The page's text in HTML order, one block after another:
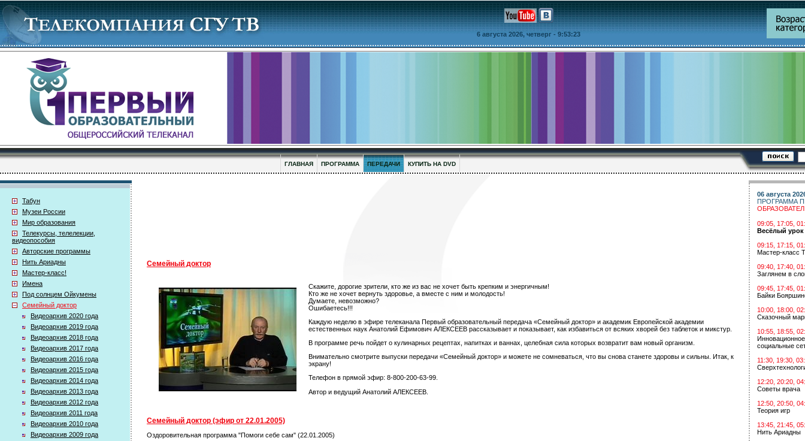
6 августа 2026, четверг - 9:53:23
ГЛАВНАЯ ПРОГРАММА ПЕРЕДАЧИ КУПИТЬ НА DVD
Табун
Музеи России
Мир образования
Телекурсы, телелекции,
видеопособия
Авторские программы
Нить Ариадны
Мастер-класс!
Имена
Под солнцем Ойкумены
Семейный доктор
Видеоархив 2020 года
Видеоархив 2019 года
Видеоархив 2018 года
Видеоархив 2017 года
Видеоархив 2016 года
Видеоархив 2015 года
Видеоархив 2014 года
Видеоархив 2013 года
Видеоархив 2012 года
Видеоархив 2011 года
Видеоархив 2010 года
Видеоархив 2009 года
Семейный доктор
Скажите, дорогие зрители, кто же из вас не хочет быть крепким и энергичным!
Кто же не хочет вернуть здоровье, а вместе с ним и молодость!
Думаете, невозможно?
Ошибаетесь!!!
Каждую неделю в эфире телеканала Первый образовательный передача «Семейный доктор» и академик Европейской академии
естественных наук Анатолий Ефимович АЛЕКСЕЕВ рассказывает и показывает, как избавиться от всяких хворей без таблеток и микстур.
В программе речь пойдет о кулинарных рецептах, напитках и ваннах, целебная сила которых возвратит вам новый организм.
Внимательно смотрите выпуски передачи «Семейный доктор» и можете не сомневаться, что вы снова станете здоровы и сильны. Итак, к
экрану!
Телефон в прямой эфир: 8-800-200-63-99.
Автор и ведущий Анатолий АЛЕКСЕЕВ.
Семейный доктор (эфир от 22.01.2005)
Оздоровительная программа "Помоги себе сам" (22.01.2005)
06 августа
ПРОГРАММА
09:05, 17:05,
Весёлый урок
09:15, 17:15,
Мастер-класс
09:40, 17:40,
Заглянем в
09:45, 17:45,
Байки
10:00, 18:00,
Сказочный
10:55, 18:55,
социальные
11:30, 19:30,
12:20, 20:20,
Советы врача
12:50, 20:50,
Теория игр
13:45, 21:45,
Нить Ариадны